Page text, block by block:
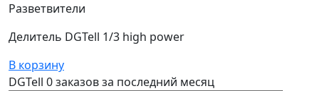
Разветвители
Делитель DGTell 1/3 high power
В корзину
DGTell 0 заказовза последний месяц